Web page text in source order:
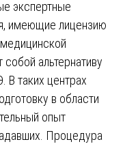
экспертные
имеющие лицензию
альтернативу
таких центрах
в области
опыт
Процедура